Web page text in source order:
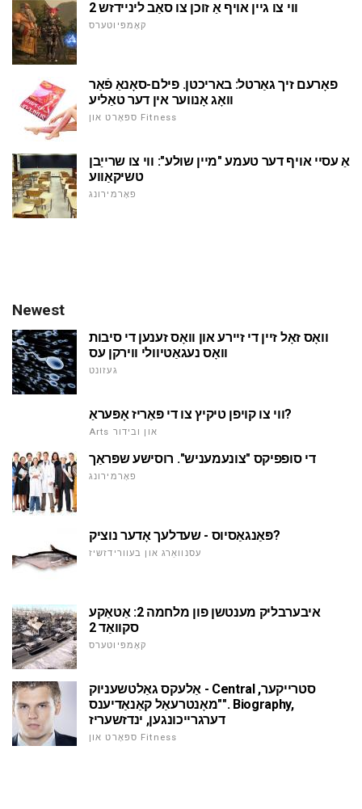
ווי צו גיין אויף אַ זוכן צו סאַב ליניידזש 2
קאָמפּיוטערס
פאָרעם זיך גאַרטל: באריכטן. פילם-סאָנאַ פֿאַר
וואָג אָנווער אין דער טאַליע
ספּאָרט און Fitness
אַ עסיי אויף דער טעמע "מיין שולע": ווי צו שרייַבן
טשיקאַווע
פאָרמירונג
Newest
וואָס זאָל זיין די זיירע און וואָס זענען די סיבות
וואָס נעגאַטיוולי ווירקן עס
געזונט
ווי צו קויפן טיקיץ צו די פּאַריז אָפּעראַ?
Arts און ובידור
די סופפיקס "צונעמעניש". רוסישע שפּראַך
פאָרמירונג
פּאַנגאַסיוס - שעדלעך אָדער נוציק?
עסנוואַרג און בעוורידזשיז
איבערבליק מענטשן פון מלחמה 2: אַטאַקע
סקוואַד 2
קאָמפּיוטערס
אַלעקס גאַלטשעניוק - Central סטרייקער,
"מאָנטרעאַל קאַנאַדיענס". Biography,
דערגרייכונגען, ינדזשעריז
ספּאָרט און Fitness